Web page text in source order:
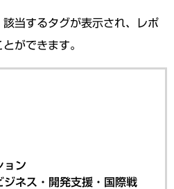
当するタグが表示され、レポ
ができます。
ョン
ジネス・開発支援・国際戦